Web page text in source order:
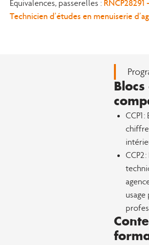
Equivalences, passerelles : RNCP28291
Technicien d’études en menuiserie
Blocs
CCP1
CCP2